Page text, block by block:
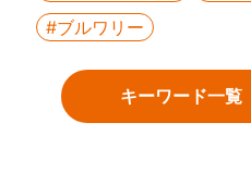
#ブルワリー
キーワード一覧